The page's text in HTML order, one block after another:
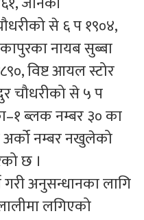
से ६ प १९०४,
नायब सुब्बा
विष्ट आयल स्टोर
चौधरीको से ५ प
ब्लक नम्बर ३० का
अर्को नम्बर नखुलेको
छ ।
गरी अनुसन्धानका लागि
लगिएको